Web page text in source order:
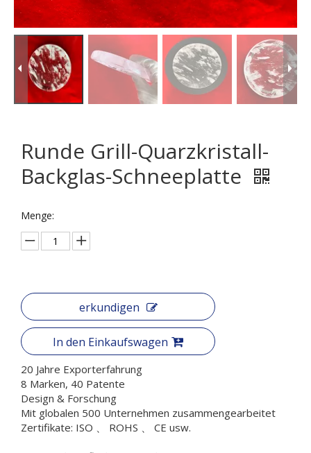
Runde Grill-Quarzkristall-
Backglas-Schneeplatte
Menge:
erkundigen
In den Einkaufswagen
20 Jahre Exporterfahrung
8 Marken, 40 Patente
Design & Forschung
Mit globalen 500 Unternehmen zusammengearbeitet
Zertifikate: ISO 、 ROHS 、 CE usw.